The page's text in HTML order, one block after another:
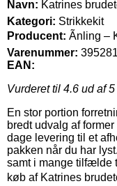
Navn: Katrines
Kategori: Strikkekit
Producent: Ãnling –
Varenummer:
EAN:
Vurderet til 4.6 ud af
En stor portion
bredt udvalg af
dage levering til et
pakken når du har
samt i mange tilfælde
køb af Katrines